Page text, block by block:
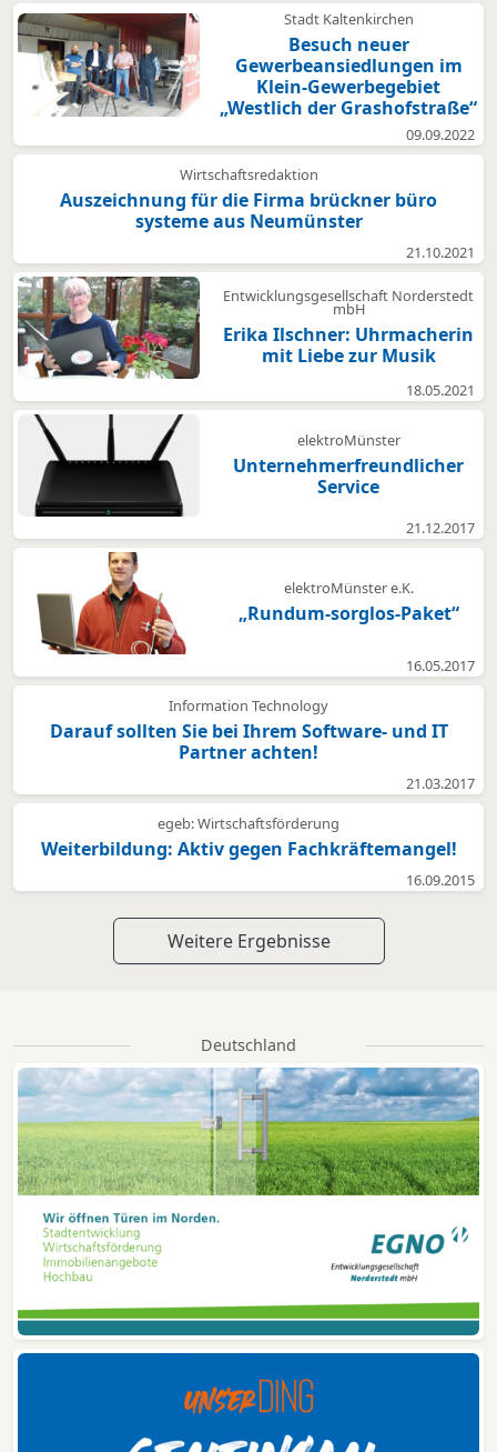
Stadt Kaltenkirchen
Besuch neuer
Gewerbeansiedlungen im
Klein-Gewerbegebiet
„Westlich der Grashofstraße“
09.09.2022
Wirtschaftsredaktion
Auszeichnung für die Firma brückner büro
systeme aus Neumünster
21.10.2021
Entwicklungsgesellschaft Norderstedt
mbH
Erika Ilschner: Uhrmacherin
mit Liebe zur Musik
18.05.2021
elektroMünster
Unternehmerfreundlicher
Service
21.12.2017
elektroMünster e.K.
„Rundum-sorglos-Paket“
16.05.2017
Information Technology
Darauf sollten Sie bei Ihrem Software- und IT
Partner achten!
21.03.2017
egeb: Wirtschaftsförderung
Weiterbildung: Aktiv gegen Fachkräftemangel!
16.09.2015
Weitere Ergebnisse
Deutschland